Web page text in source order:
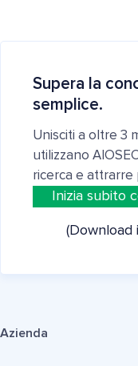
Supera la
semplice.
Unisciti a oltre 3
utilizzano
ricerca e attrarre
Inizia subito
(Download
Azienda